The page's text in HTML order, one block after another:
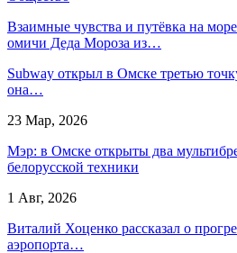
Взаимные чувства и путёвка на
омичи Деда Мороза из…
Subway открыл в Омске третью
она…
23 Мар, 2026
Мэр: в Омске открыты два
белорусской техники
1 Авг, 2026
Виталий Хоценко рассказал о
аэропорта…